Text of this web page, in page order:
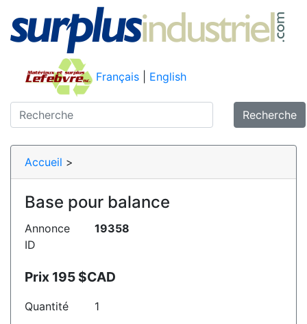
Français English
Recherche
Accueil >
Base pour balance
Annonce
ID
19358
Prix 195 $CAD
Quantité 1